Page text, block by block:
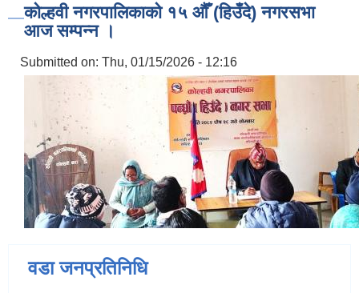
कोल्हवी नगरपालिकाको १५ औँ (हिउँदे) नगरसभा
आज सम्पन्न ।
Submitted on: Thu, 01/15/2026 - 12:16
वडा जनप्रतिनिधि